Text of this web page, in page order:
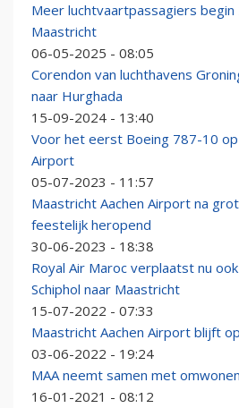
Meer luchtvaartpassagiers begin
Maastricht
06-05-2025 - 08:05
Corendon van luchthavens
naar Hurghada
15-09-2024 - 13:40
Voor het eerst Boeing 787-10
Airport
05-07-2023 - 11:57
Maastricht Aachen Airport na
feestelijk heropend
30-06-2023 - 18:38
Royal Air Maroc verplaatst nu
Schiphol naar Maastricht
15-07-2022 - 07:33
Maastricht Aachen Airport blijft
03-06-2022 - 19:24
MAA neemt samen met
16-01-2021 - 08:12